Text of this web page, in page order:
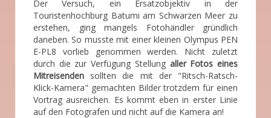
Der Versuch, ein Ersatzobjektiv in der
Touristenhochburg Batumi am Schwarzen Meer zu
erstehen, ging mangels Fotohändler gründlich
daneben. So musste mit einer kleinen Olympus PEN
E-PL8 vorlieb genommen werden. Nicht zuletzt
durch die zur Verfügung Stellung aller Fotos eines
Mitreisenden sollten die mit der "Ritsch-Ratsch-
Klick-Kamera" gemachten Bilder trotzdem für einen
Vortrag ausreichen. Es kommt eben in erster Linie
auf den Fotografen und nicht auf die Kamera an!